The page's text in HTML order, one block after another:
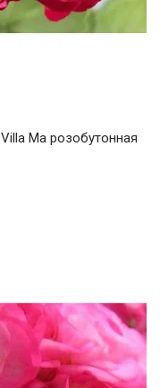
Ma розобутонная